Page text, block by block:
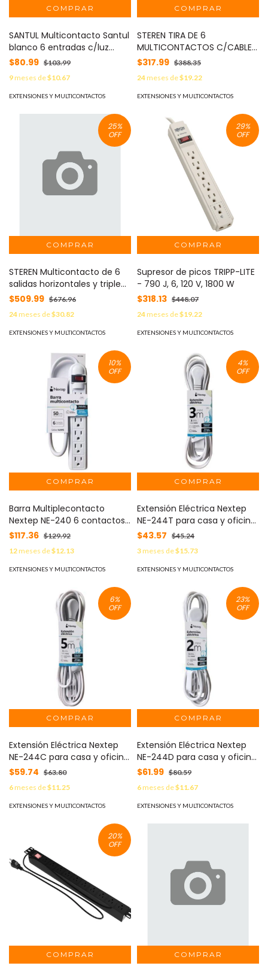
SANTUL Multicontacto Santul
blanco 6 entradas c/luz
indicadora MOD: 1308
$80.99 $103.99
9meses de$10.67
EXTENSIONES Y MULTICONTACTOS
STEREN TIRA DE 6
MULTICONTACTOS C/CABLE
LARGO DE 2.5M MOD: 905-215
$317.99 $388.35
24meses de$19.22
EXTENSIONES Y MULTICONTACTOS
25%
OFF
STEREN Multicontacto de 6
salidas horizontales y triple
cargador USB MOD: 905-455
$509.99 $676.96
24meses de$30.82
EXTENSIONES Y MULTICONTACTOS
29%
OFF
Supresor de picos TRIPP-LITE
- 790 J, 6, 120 V, 1800 W
$318.13 $448.07
24meses de$19.22
EXTENSIONES Y MULTICONTACTOS
10%
OFF
Barra Multiplecontacto
Nextep NE-240 6 contactos
Aterrizados Supresor 490J
Cable 50Cm 16AWG color
blanco Casa y Oficina -
$117.36 $129.92
12meses de$12.13
EXTENSIONES Y MULTICONTACTOS
4%
OFF
Extensión Eléctrica Nextep
NE-244T para casa y oficina
16 AWG 3mts.Clavija Plana
Color Blanco y tres
contactos polarizados -
$43.57 $45.24
3meses de$15.73
EXTENSIONES Y MULTICONTACTOS
6%
OFF
Extensión Eléctrica Nextep
NE-244C para casa y oficina
16 AWG 5 mts. Clavija Plana
Color Blanco y tres
contactos polarizados -
$59.74 $63.80
6meses de$11.25
EXTENSIONES Y MULTICONTACTOS
23%
OFF
Extensión Eléctrica Nextep
NE-244D para casa y oficina
16 AWG 2 mts -
$61.99 $80.59
6meses de$11.67
EXTENSIONES Y MULTICONTACTOS
20%
OFF